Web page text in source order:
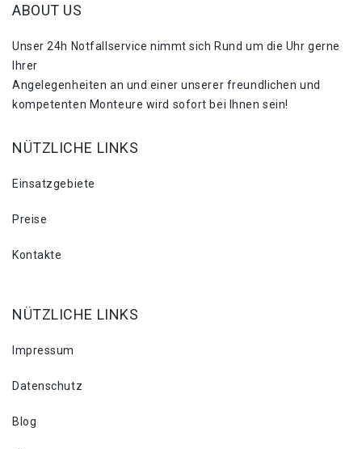
ABOUT US
Unser 24h Notfallservice nimmt sich Rund um die Uhr gerne
Ihrer
Angelegenheiten an und einer unserer freundlichen und
kompetenten Monteure wird sofort bei Ihnen sein!
NÜTZLICHE LINKS
Einsatzgebiete
Preise
Kontakte
NÜTZLICHE LINKS
Impressum
Datenschutz
Blog